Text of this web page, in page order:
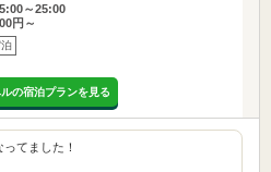
～25:00
円～
の宿泊プランを見る
てました！